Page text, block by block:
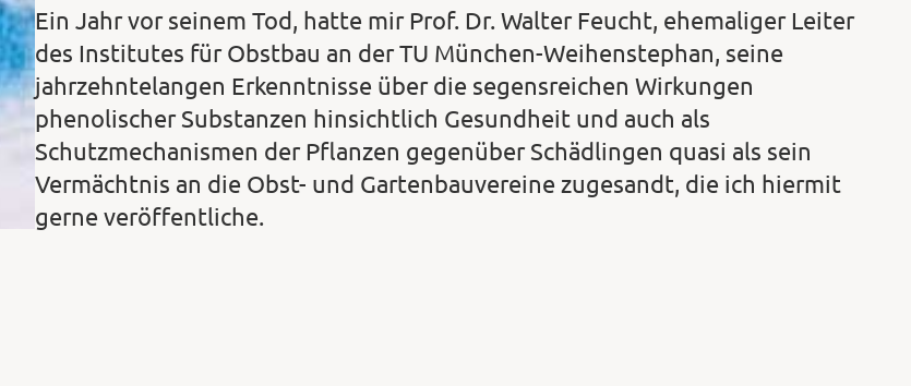
Ein Jahr vor seinem Tod, hatte mir Prof. Dr. Walter Feucht, ehemaliger Leiter
des Institutes für Obstbau an der TU München-Weihenstephan, seine
jahrzehntelangen Erkenntnisse über die segensreichen Wirkungen
phenolischer Substanzen hinsichtlich Gesundheit und auch als
Schutzmechanismen der Pflanzen gegenüber Schädlingen quasi als sein
Vermächtnis an die Obst- und Gartenbauvereine zugesandt, die ich hiermit
gerne veröffentliche.